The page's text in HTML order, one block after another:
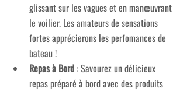
glissant sur les vagues et en manœuvrant
le voilier. Les amateurs de sensations
fortes apprécierons les perfomances de
bateau !
Repas à Bord : Savourez un délicieux
repas préparé à bord avec des produits